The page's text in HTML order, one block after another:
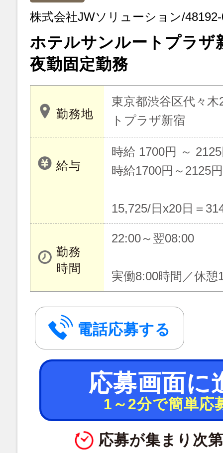
株式会社JWソリューション/
ホテルサンルートプラザ
夜勤固定勤務
勤務地
東京都渋谷区代々
トプラザ新宿
給与
時給 1700円 ～
時給1700円～2125円
15,725/日x20日＝
勤務
時間
22:00～翌08:00
実働8:00時間／休憩
電話応募する
応募画面に
1～2分で簡単応
応募が集まり次